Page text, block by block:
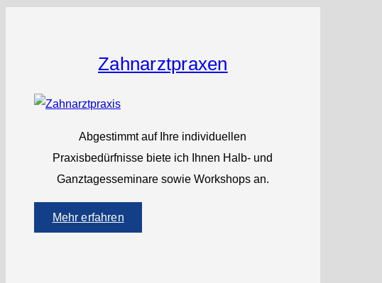
Zahnarztpraxen
Abgestimmt auf Ihre individuellen
Praxisbedürfnisse biete ich Ihnen Halb- und
Ganztagesseminare sowie Workshops an.
Mehr erfahren